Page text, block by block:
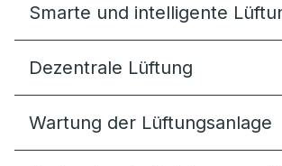
Smarte und intelligente
Dezentrale Lüftung
Wartung der Lüftungsanlage